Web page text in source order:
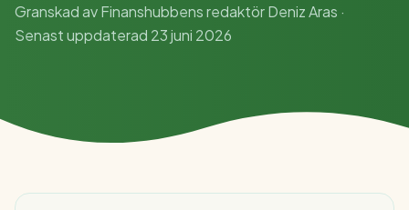
Granskad av Finanshubbens redaktör Deniz Aras ·
Senast uppdaterad 23 juni 2026